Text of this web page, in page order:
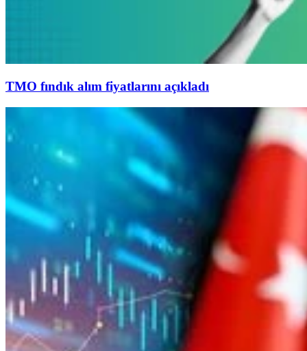
TMO fındık alım fiyatlarını açıkladı